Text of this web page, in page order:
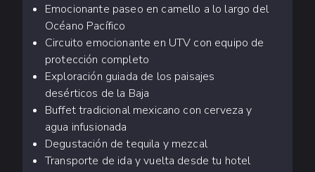
Emocionante paseo en camello a lo largo del
Océano Pacífico
Circuito emocionante en UTV con equipo de
protección completo
Exploración guiada de los paisajes
desérticos de la Baja
Buffet tradicional mexicano con cerveza y
agua infusionada
Degustación de tequila y mezcal
Transporte de ida y vuelta desde tu hotel